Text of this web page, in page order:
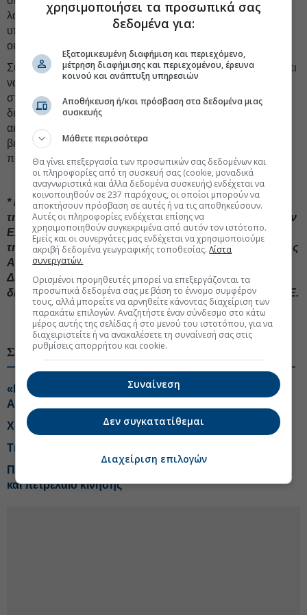
λογιστικό πλαίσιο δεν αναγνωρίζει καν αυτές τις
υποχρεώσεις, δεν τις επιμετρά και δεν τις καταχωρεί στις
οικονομικές καταστάσεις.
Συμπερασματικά, οι Οργανισμοί του δημόσιου τομέα πρέπει
να δώσουν προτεραιότητα στην ενσωμάτωση των IPSAS
στα χρηματοοικονομικά τους συστήματα, ώστε να
διασφαλίσουν τη βιωσιμότητα, τη συγκρισιμότητα και την
ακεραιότητα στις οικονομικές καταστάσεις τους, αλλά και τη
βέλτιστη λήψη αποφάσεων και τον εστιασμένο σχεδιασμό
πολιτικής.
* Η Μαριάννα Ανυφαντή είναι διευθύνουσα σύμβουλος
της Anras P.C. και πρόεδρος της Ένωσης Αναλογιστών
Ελλάδας.Είναι Αδειούχος Αναλογιστής, τακτικό μέλος
της Ένωσης Αναλογιστών Ελλάδας (ΕΑΕ), της Ένωσης
Αναλογιστών Κύπρου, της Ευρωπαϊκής και της
Διεθνούς Ένωσης Αναλογιστών και από το 2021
διατελεί Πρόεδρος του Διοικητικού Συμβουλίου της ΕΑΕ.
#Κοινωνική Ασφάλιση
ΣΧΕΤΙΚΑ ΘΕΜΑΤΑ
«Bonus» στις τράπεζες από την Επαγγελματική
Ασφάλιση
Χρηματιστήριο: Διχασμός σε blue chips και τράπεζες
Τι αλλάζει το χωροταξικό στις τουριστικές επενδύσεις
Πληθωρισμός 3,4% με ανατιμήσεις-φωτιά σε βενζίνη
και πετρέλαιο κίνησης
χρησιμοποιήσει τα προσωπικά σας
δεδομένα για:
Εξατομικευμένη διαφήμιση και περιεχόμενο,
μέτρηση διαφήμισης και περιεχομένου, έρευνα
κοινού και ανάπτυξη υπηρεσιών
Αποθήκευση ή/και πρόσβαση στα δεδομένα μιας
συσκευής
Μάθετε περισσότερα
Θα γίνει επεξεργασία των προσωπικών σας δεδομένων και
οι πληροφορίες από τη συσκευή σας (cookie, μοναδικά
αναγνωριστικά και άλλα δεδομένα συσκευής) ενδέχεται να
κοινοποιηθούν σε 237 παρόχους, οι οποίοι μπορούν να
αποκτήσουν πρόσβαση σε αυτές ή να τις αποθηκεύσουν.
Αυτές οι πληροφορίες ενδέχεται επίσης να
χρησιμοποιηθούν συγκεκριμένα από αυτόν τον ιστότοπο.
Εμείς και οι συνεργάτες μας ενδέχεται να χρησιμοποιούμε
ακριβή δεδομένα γεωγραφικής τοποθεσίας.Λίστα
συνεργατών.
Ορισμένοι προμηθευτές μπορεί να επεξεργάζονται τα
προσωπικά δεδομένα σας με βάση το έννομο συμφέρον
τους, αλλά μπορείτε να αρνηθείτε κάνοντας διαχείριση των
παρακάτω επιλογών. Αναζητήστε έναν σύνδεσμο στο κάτω
μέρος αυτής της σελίδας ή στο μενού του ιστοτόπου, για να
διαχειριστείτε ή να ανακαλέσετε τη συναίνεσή σας στις
ρυθμίσεις απορρήτου και cookie.
Συναίνεση
Δεν συγκατατίθεμαι
Διαχείριση επιλογών